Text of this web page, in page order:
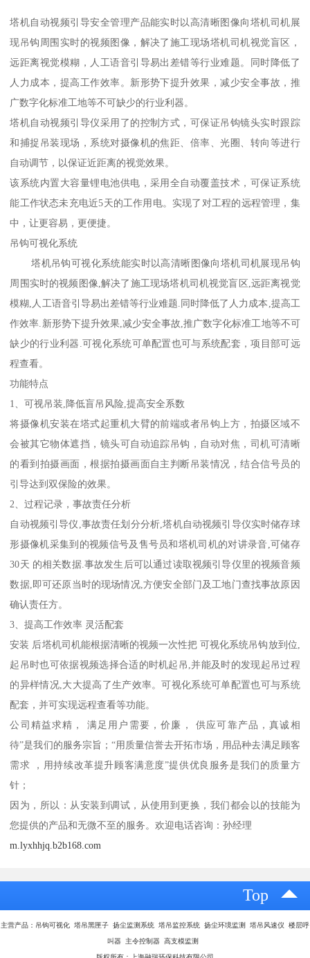
塔机自动视频引导安全管理产品能实时以高清晰图像向塔机司机展
现吊钩周围实时的视频图像，解决了施工现场塔机司机视觉盲区，
远距离视觉模糊，人工语音引导易出差错等行业难题。同时降低了
人力成本，提高工作效率。新形势下提升效果，减少安全事故，推
广数字化标准工地等不可缺少的行业利器。
塔机自动视频引导仪采用了的控制方式，可保证吊钩镜头实时跟踪
和捕捉吊装现场，系统对摄像机的焦距、倍率、光圈、转向等进行
自动调节，以保证近距离的视觉效果。
该系统内置大容量锂电池供电，采用全自动覆盖技术，可保证系统
能工作状态未充电近5天的工作用电。实现了对工程的远程管理，集
中，让更容易，更便捷。
吊钩可视化系统
塔机吊钩可视化系统能实时以高清晰图像向塔机司机展现吊钩
周围实时的视频图像,解决了施工现场塔机司机视觉盲区,远距离视觉
模糊,人工语音引导易出差错等行业难题.同时降低了人力成本,提高工
作效率.新形势下提升效果,减少安全事故,推广数字化标准工地等不可
缺少的行业利器.可视化系统可单配置也可与系统配套，项目部可远
程查看。
功能特点
1、可视吊装,降低盲吊风险,提高安全系数
将摄像机安装在塔式起重机大臂的前端或者吊钩上方，拍摄区域不
会被其它物体遮挡，镜头可自动追踪吊钩，自动对焦，司机可清晰
的看到拍摄画面，根据拍摄画面自主判断吊装情况，结合信号员的
引导达到双保险的效果。
2、过程记录，事故责任分析
自动视频引导仪,事故责任划分分析,塔机自动视频引导仪实时储存球
形摄像机采集到的视频信号及售号员和塔机司机的对讲录音,可储存
30天 的相关数据.事故发生后可以通过读取视频引导仪里的视频音频
数据,即可还原当时的现场情况,方便安全部门及工地门查找事故原因
确认责任方。
3、提高工作效率 灵活配套
安装 后塔机司机能根据清晰的视频一次性把 可视化系统吊钩放到位,
起吊时也可依据视频选择合适的时机起吊,并能及时的发现起吊过程
的异样情况,大大提高了生产效率。可视化系统可单配置也可与系统
配套，并可实现远程查看等功能。
公司精益求精， 满足用户需要，价廉， 供应可靠产品，真诚相
待”是我们的服务宗旨；“用质量信誉去开拓市场，用品种去满足顾客
需求 ，用持续改革提升顾客满意度”提供优良服务是我们的质量方
针；
因为，所以：从安装到调试，从使用到更换，我们都会以的技能为
您提供的产品和无微不至的服务。欢迎电话咨询：孙经理
m.lyxhhjq.b2b168.com
Top
主营产品：吊钩可视化 塔吊黑匣子 扬尘监测系统 塔吊监控系统 扬尘环境监测 塔吊风速仪 楼层呼
叫器 主令控制器 高支模监测